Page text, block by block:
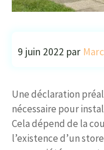
9 juin 2022 par
Une déclaration
nécessaire pour
Cela dépend de la
l’existence d’un